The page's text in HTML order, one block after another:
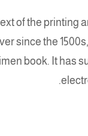
of the printing
since the
book. It has